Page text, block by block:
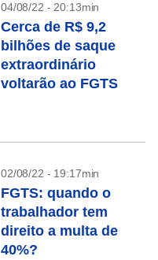
04/08/22 - 20:13min
Cerca de R$ 9,2
bilhões de saque
extraordinário
voltarão ao FGTS
02/08/22 - 19:17min
FGTS: quando o
trabalhador tem
direito a multa de
40%?